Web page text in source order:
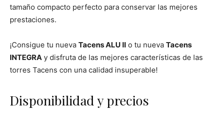
tamaño compacto perfecto para conservar las mejores
prestaciones.
¡Consigue tu nueva Tacens ALU II o tu nueva Tacens
INTEGRA y disfruta de las mejores características de las
torres Tacens con una calidad insuperable!
Disponibilidad y precios